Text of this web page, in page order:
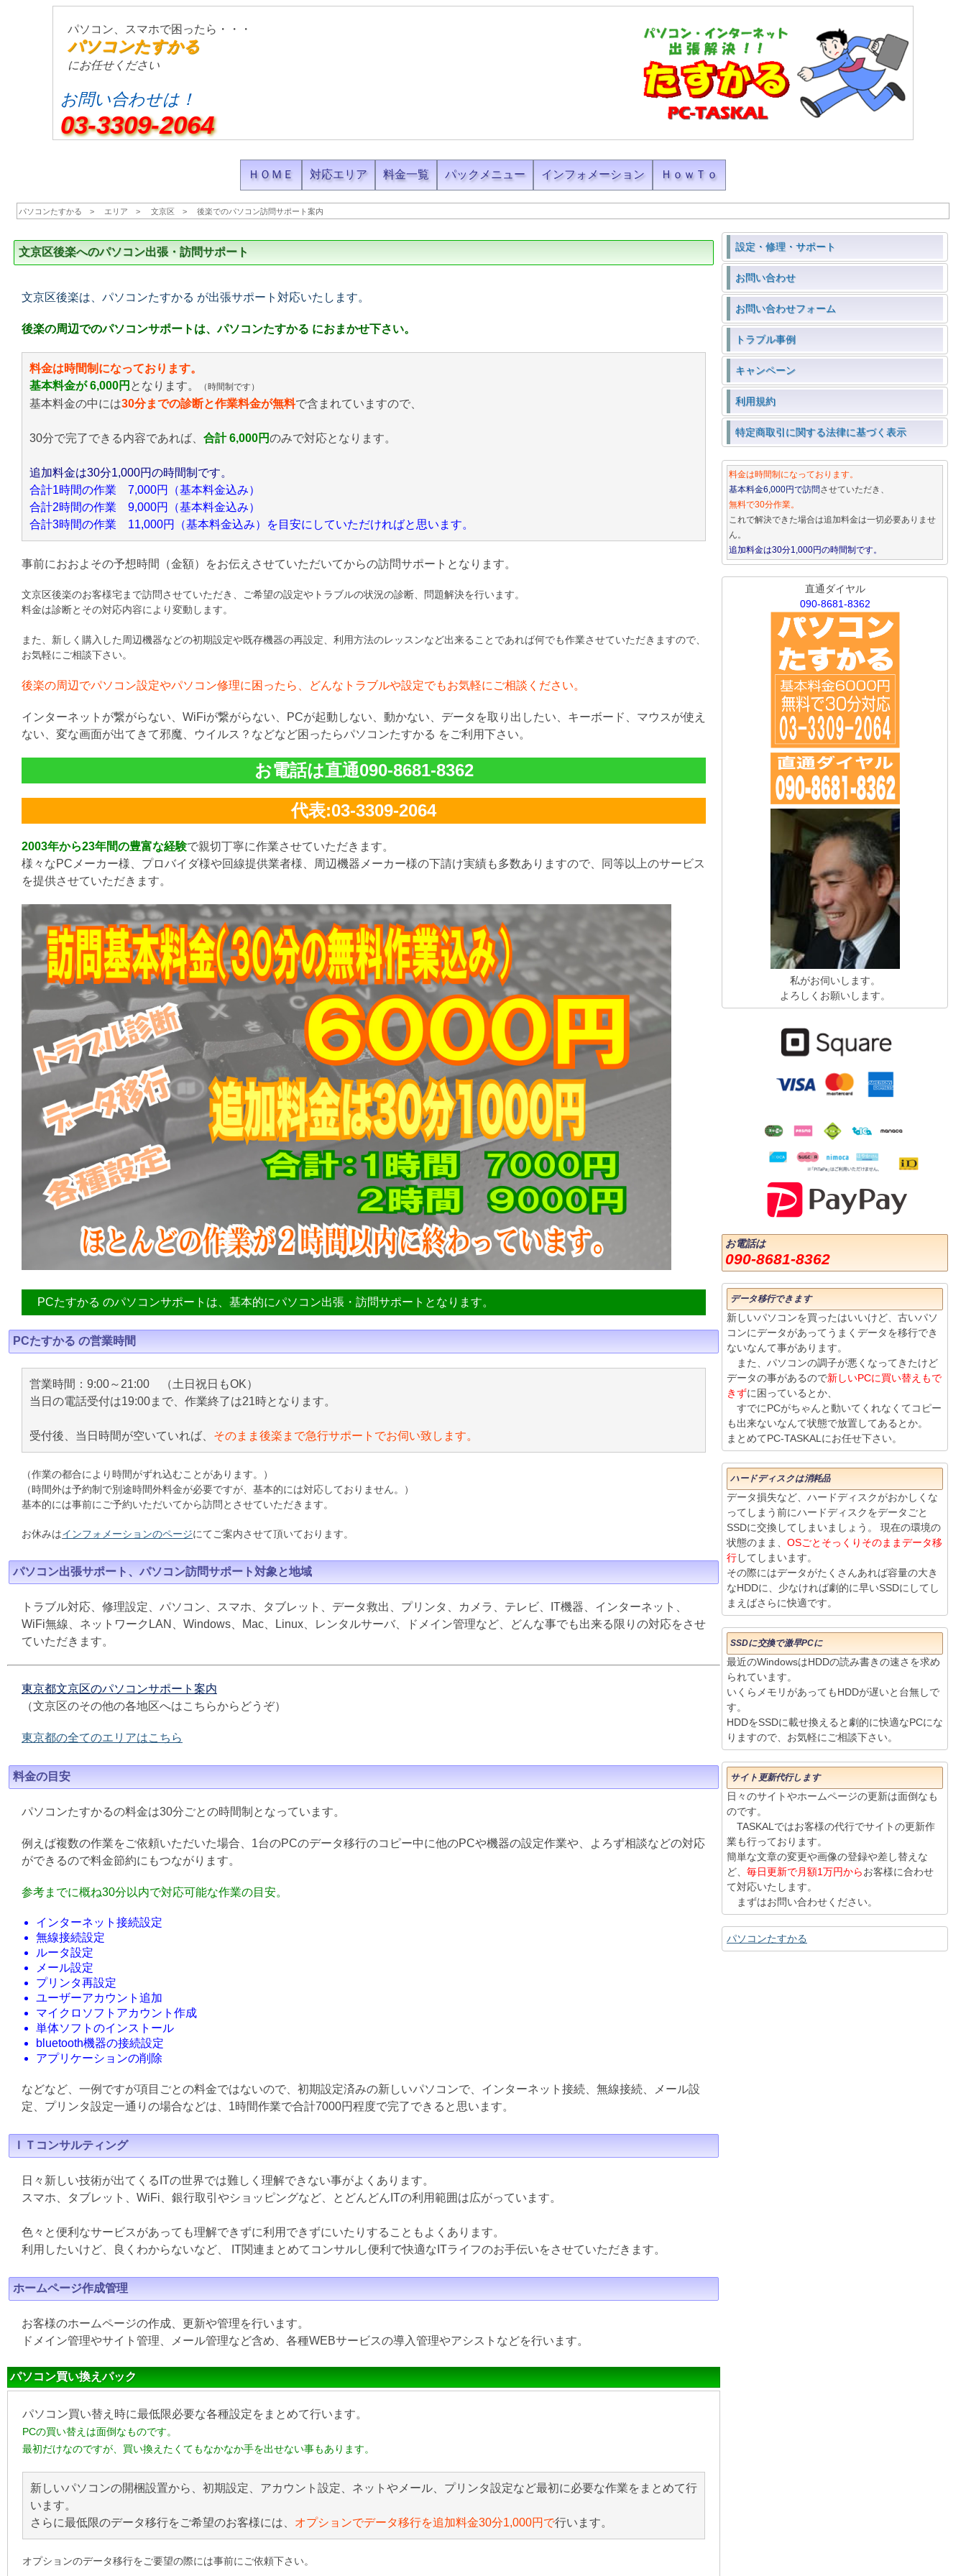
パソコン、スマホで困ったら・・・
パソコンたすかる
にお任せください
お問い合わせは！
03-3309-2064
ＨＯＭＥ 対応エリア 料金一覧 パックメニュー インフォメーション ＨｏｗＴｏ
パソコンたすかる エリア 文京区 後楽でのパソコン訪問サポート案内
文京区後楽へのパソコン出張・訪問サポート
文京区後楽は、パソコンたすかる が出張サポート対応いたします。
後楽の周辺でのパソコンサポートは、パソコンたすかる におまかせ下さい。
料金は時間制になっております。
基本料金が 6,000円 となります。 （時間制です）
基本料金の中には30分までの診断と作業料金が無料で含まれていますので、
30分で完了できる内容であれば、 合計 6,000円のみで対応となります。
追加料金は30分1,000円の時間制です。
合計1時間の作業 7,000円（基本料金込み）
合計2時間の作業 9,000円（基本料金込み）
合計3時間の作業 11,000円（基本料金込み）を目安にしていただければと思います。
事前におおよその予想時間（金額）をお伝えさせていただいてからの訪問サポートとなります。
文京区後楽のお客様宅まで訪問させていただき、ご希望の設定やトラブルの状況の診断、問題解決を行います。
料金は診断とその対応内容により変動します。
また、新しく購入した周辺機器などの初期設定や既存機器の再設定、利用方法のレッスンなど出来ることであれば何でも作業させていただきますので、
お気軽にご相談下さい。
後楽の周辺でパソコン設定やパソコン修理に困ったら、どんなトラブルや設定でもお気軽にご相談ください。
インターネットが繋がらない、WiFiが繋がらない、PCが起動しない、動かない、データを取り出したい、キーボード、マウスが使え
ない、変な画面が出てきて邪魔、ウイルス？などなど困ったらパソコンたすかる をご利用下さい。
お電話は直通090-8681-8362
代表:03-3309-2064
2003年から23年間の豊富な経験で親切丁寧に作業させていただきます。
様々なPCメーカー様、プロバイダ様や回線提供業者様、周辺機器メーカー様の下請け実績も多数ありますので、同等以上のサービス
を提供させていただきます。
PCたすかる のパソコンサポートは、基本的にパソコン出張・訪問サポートとなります。
PCたすかる の営業時間
営業時間：9:00～21:00 （土日祝日もOK）
当日の電話受付は19:00まで、作業終了は21時となります。
受付後、当日時間が空いていれば、 そのまま後楽まで急行サポートでお伺い致します。
（作業の都合により時間がずれ込むことがあります。）
（時間外は予約制で別途時間外料金が必要ですが、基本的には対応しておりません。）
基本的には事前にご予約いただいてから訪問とさせていただきます。
お休みはインフォメーションのページにてご案内させて頂いております。
パソコン出張サポート、パソコン訪問サポート対象と地域
トラブル対応、修理設定、パソコン、スマホ、タブレット、データ救出、プリンタ、カメラ、テレビ、IT機器、インターネット、
WiFi無線、ネットワークLAN、Windows、Mac、Linux、レンタルサーバ、ドメイン管理など、どんな事でも出来る限りの対応をさせ
ていただきます。
東京都文京区のパソコンサポート案内
（文京区のその他の各地区へはこちらからどうぞ）
東京都の全てのエリアはこちら
料金の目安
パソコンたすかるの料金は30分ごとの時間制となっています。
例えば複数の作業をご依頼いただいた場合、1台のPCのデータ移行のコピー中に他のPCや機器の設定作業や、よろず相談などの対応
ができるので料金節約にもつながります。
参考までに概ね30分以内で対応可能な作業の目安。
インターネット接続設定
無線接続設定
ルータ設定
メール設定
プリンタ再設定
ユーザーアカウント追加
マイクロソフトアカウント作成
単体ソフトのインストール
bluetooth機器の接続設定
アプリケーションの削除
などなど、一例ですが項目ごとの料金ではないので、初期設定済みの新しいパソコンで、インターネット接続、無線接続、メール設
定、プリンタ設定一通りの場合などは、1時間作業で合計7000円程度で完了できると思います。
ＩＴコンサルティング
日々新しい技術が出てくるITの世界では難しく理解できない事がよくあります。
スマホ、タブレット、WiFi、銀行取引やショッピングなど、とどんどんITの利用範囲は広がっています。
色々と便利なサービスがあっても理解できずに利用できずにいたりすることもよくあります。
利用したいけど、良くわからないなど、 IT関連まとめてコンサルし便利で快適なITライフのお手伝いをさせていただきます。
ホームページ作成管理
お客様のホームページの作成、更新や管理を行います。
ドメイン管理やサイト管理、メール管理など含め、各種WEBサービスの導入管理やアシストなどを行います。
パソコン買い換えパック
パソコン買い替え時に最低限必要な各種設定をまとめて行います。
PCの買い替えは面倒なものです。
最初だけなのですが、買い換えたくてもなかなか手を出せない事もあります。
新しいパソコンの開梱設置から、初期設定、アカウント設定、ネットやメール、プリンタ設定など最初に必要な作業をまとめて行
います。
さらに最低限のデータ移行をご希望のお客様には、 オプションでデータ移行を追加料金30分1,000円で行います。
オプションのデータ移行をご要望の際には事前にご依頼下さい。
設定・修理・サポート
お問い合わせ
お問い合わせフォーム
トラブル事例
キャンペーン
利用規約
特定商取引に関する法律に基づく表示
料金は時間制になっております。
基本料金6,000円で訪問させていただき、
無料で30分作業。
これで解決できた場合は追加料金は一切必要ありませ
ん。
追加料金は30分1,000円の時間制です。
直通ダイヤル
090-8681-8362
私がお伺いします。
よろしくお願いします。
お電話は
090-8681-8362
データ移行できます
新しいパソコンを買ったはいいけど、古いパソ
コンにデータがあってうまくデータを移行でき
ないなんて事があります。
また、パソコンの調子が悪くなってきたけど
データの事があるので新しいPCに買い替えもで
きずに困っているとか、
すでにPCがちゃんと動いてくれなくてコピー
も出来ないなんて状態で放置してあるとか。
まとめてPC-TASKALにお任せ下さい。
ハードディスクは消耗品
データ損失など、ハードディスクがおかしくな
ってしまう前にハードディスクをデータごと
SSDに交換してしまいましょう。 現在の環境の
状態のまま、 OSごとそっくりそのままデータ移
行してしまいます。
その際にはデータがたくさんあれば容量の大き
なHDDに、少なければ劇的に早いSSDにしてし
まえばさらに快適です。
SSDに交換で激早PCに
最近のWindowsはHDDの読み書きの速さを求め
られています。
いくらメモリがあってもHDDが遅いと台無しで
す。
HDDをSSDに載せ換えると劇的に快適なPCにな
りますので、お気軽にご相談下さい。
サイト更新代行します
日々のサイトやホームページの更新は面倒なも
のです。
TASKALではお客様の代行でサイトの更新作
業も行っております。
簡単な文章の変更や画像の登録や差し替えな
ど、 毎日更新で月額1万円からお客様に合わせ
て対応いたします。
まずはお問い合わせください。
パソコンたすかる